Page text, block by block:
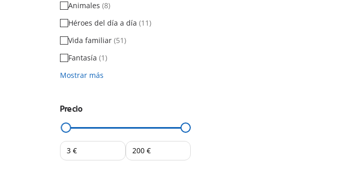
Animales (8)
Héroes del día a día (11)
Vida familiar (51)
Fantasía (1)
Mostrar más
Precio